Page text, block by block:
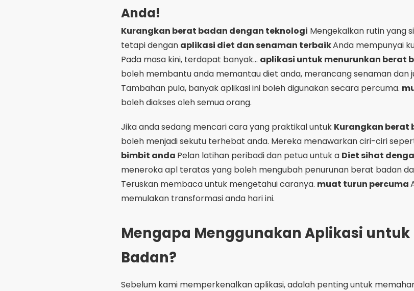
Anda!
Kurangkan berat badan dengan teknologi Mengekalkan rutin yang
tetapi dengan aplikasi diet dan senaman terbaikAnda mempunyai
Pada masa kini, terdapat banyak... aplikasi untuk menurunkan berat
boleh membantu anda memantau diet anda, merancang senaman dan
Tambahan pula, banyak aplikasi ini boleh digunakan secara percuma.
boleh diakses oleh semua orang.
Jika anda sedang mencari cara yang praktikal untuk Kurangkan berat
boleh menjadi sekutu terhebat anda. Mereka menawarkan ciri-ciri
bimbit anda Pelan latihan peribadi dan petua untuk a Diet sihat
meneroka apl teratas yang boleh mengubah penurunan berat badan
Teruskan membaca untuk mengetahui caranya. muat turun percuma
memulakan transformasi anda hari ini.
Mengapa Menggunakan Aplikasi
Badan?
Sebelum kami memperkenalkan aplikasi, adalah penting untuk